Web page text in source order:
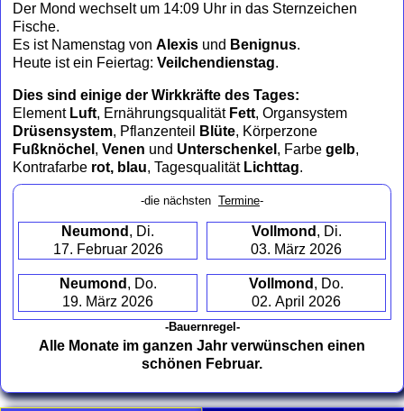
Der Mond wechselt um 14:09 Uhr in das Sternzeichen
Fische.
Es ist Namenstag von Alexis und Benignus.
Heute ist ein Feiertag: Veilchendienstag.
Dies sind einige der Wirkkräfte des Tages:
Element Luft, Ernährungsqualität Fett, Organsystem
Drüsensystem, Pflanzenteil Blüte, Körperzone
Fußknöchel , Venen und Unterschenkel , Farbe gelb,
Kontrafarbe rot, blau, Tagesqualität Lichttag.
-die nächsten Termine-
Neumond , Di.
17. Februar 2026
Vollmond , Di.
03. März 2026
Neumond , Do.
19. März 2026
Vollmond , Do.
02. April 2026
-Bauernregel-
Alle Monate im ganzen Jahr verwünschen einen
schönen Februar.